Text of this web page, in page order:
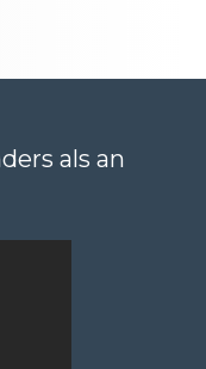
als an